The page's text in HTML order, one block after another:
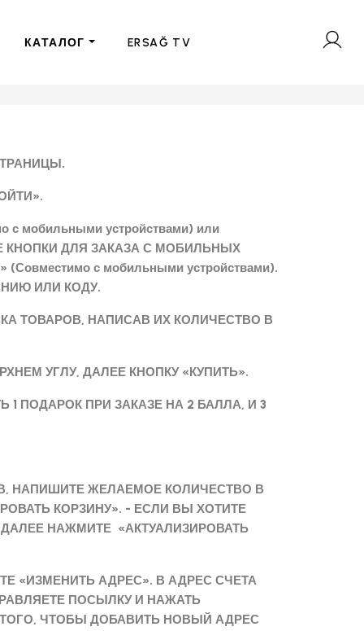
КАТАЛОГ ERSAĞ TV
мобильными устройствами) или
КНОПКИ ДЛЯ ЗАКАЗА С МОБИЛЬНЫХ
с мобильными устройствами).
ИЛИ КОДУ.
ТОВАРОВ, НАПИСАВ ИХ КОЛИЧЕСТВО В
УГЛУ, ДАЛЕЕ КНОПКУ «КУПИТЬ».
ПОДАРОК ПРИ ЗАКАЗЕ НА 2 БАЛЛА, И 3
НАПИШИТЕ ЖЕЛАЕМОЕ КОЛИЧЕСТВО В
КОРЗИНУ». - ЕСЛИ ВЫ ХОТИТЕ
НАЖМИТЕ «АКТУАЛИЗИРОВАТЬ
«ИЗМЕНИТЬ АДРЕС». В АДРЕС СЧЕТА
ПОСЫЛКУ И НАЖАТЬ
ЧТОБЫ ДОБАВИТЬ НОВЫЙ АДРЕС